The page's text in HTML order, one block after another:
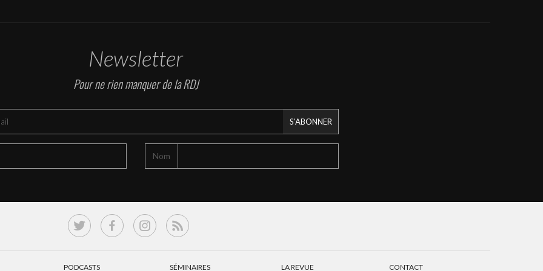
Newsletter
Pour ne rien manquer de la RDJ
S'ABONNER
Nom
PODCASTS SÉMINAIRES LA REVUE CONTACT